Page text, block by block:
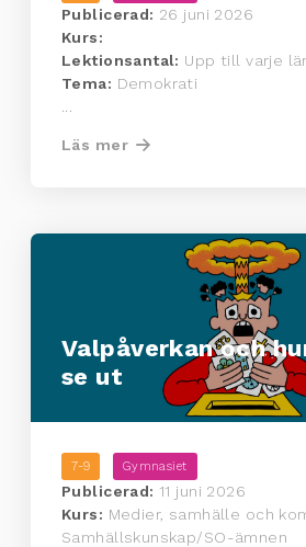
Publicerad: 26 juni 2026
Kurs:
Lektionsantal: Upp till varje
Tema: Demokrati
...
Läs mer
Valpåverkan och
se ut
7-9 Gymnasiet
Publicerad: 11 juni 2026
Kurs: Medier, samhälle och
Samhällskunskap/SO-ämnen